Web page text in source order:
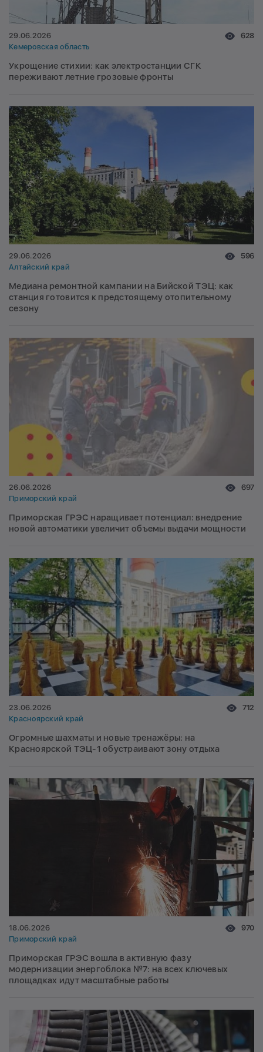
29.06.2026
Кемеровская область
628
Укрощение стихии: как электростанции СГК
переживают летние грозовые фронты
29.06.2026
Алтайский край
596
Медиана ремонтной кампании на Бийской ТЭЦ: как
станция готовится к предстоящему отопительному
сезону
26.06.2026
Приморский край
697
Приморская ГРЭС наращивает потенциал: внедрение
новой автоматики увеличит объемы выдачи мощности
23.06.2026
Красноярский край
712
Огромные шахматы и новые тренажёры: на
Красноярской ТЭЦ-1 обустраивают зону отдыха
18.06.2026
Приморский край
970
Приморская ГРЭС вошла в активную фазу
модернизации энергоблока №7: на всех ключевых
площадках идут масштабные работы